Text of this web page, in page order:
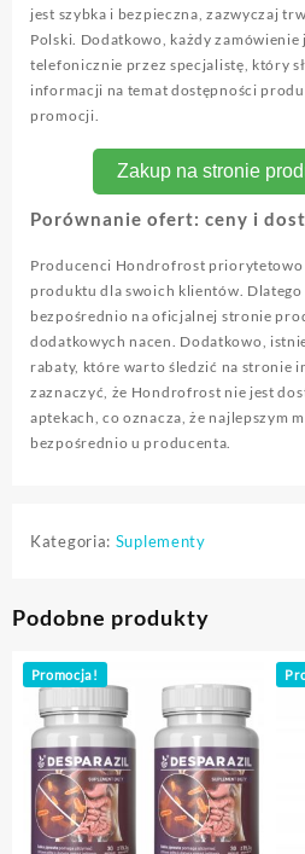
jest szybka i bezpieczna, zazwyczaj
Polski. Dodatkowo, każdy
telefonicznie przez specjalistę, który
informacji na temat dostępności
promocji.
Zakup na stronie
Porównanie ofert: ceny i
Producenci Hondrofrost priorytetowo
produktu dla swoich klientów.
bezpośrednio na oficjalnej stronie
dodatkowych na­cen. Dodatkowo,
rabaty, które warto śledzić na stronie
zaznaczyć, że Hondrofrost nie jest
aptekach, co oznacza, że najlepszym
bezpośrednio u producenta.
Kategoria: Suplementy
Podobne produkty
Promocja!